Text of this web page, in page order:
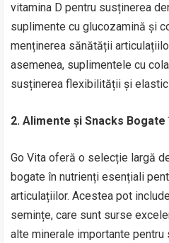
vitamina D pentru susținerea
suplimente cu glucozamină și
menținerea sănătății
asemenea, suplimentele cu
susținerea flexibilității și
2. Alimente și Snacks
Go Vita oferă o selecție largă
bogate în nutrienți esențiali
articulațiilor. Acestea pot
semințe, care sunt surse
alte minerale importante pentru